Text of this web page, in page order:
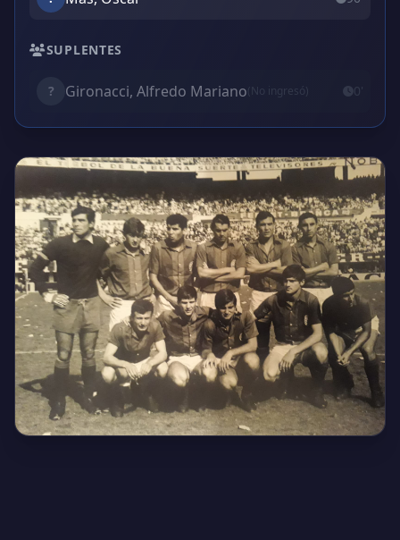
SUPLENTES
? Gironacci, Alfredo Mariano(No ingresó) 0'